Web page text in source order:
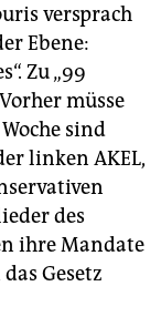
versprach
Ebene:
Zu „99
müsse
sind
linken AKEL,
des
ihre Mandate
Gesetz